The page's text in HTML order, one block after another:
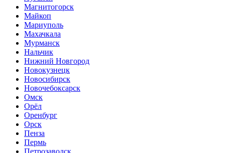
Магнитогорск
Майкоп
Мариуполь
Махачкала
Мурманск
Нальчик
Нижний Новгород
Новокузнецк
Новосибирск
Новочебоксарск
Омск
Орёл
Оренбург
Орск
Пенза
Пермь
Петрозаводск